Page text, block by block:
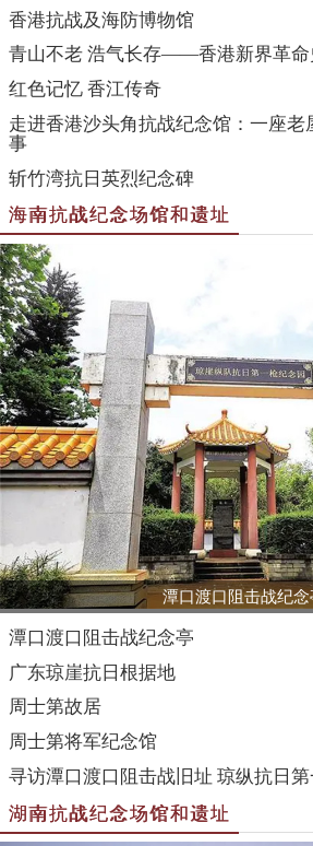
香港抗战及海防博物馆
青山不老 浩气长存——香港新界革命
红色记忆 香江传奇
走进香港沙头角抗战纪念馆：一座老
事
斩竹湾抗日英烈纪念碑
海南抗战纪念场馆和遗址
潭口渡口阻击战纪念
潭口渡口阻击战纪念亭
广东琼崖抗日根据地
周士第故居
周士第将军纪念馆
寻访潭口渡口阻击战旧址 琼纵抗日
湖南抗战纪念场馆和遗址